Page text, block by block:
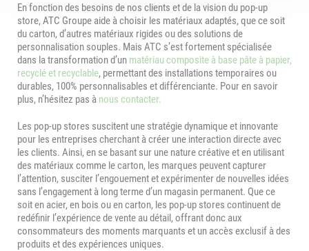
En fonction des besoins de nos clients et de la vision du pop-up
store, ATC Groupe aide à choisir les matériaux adaptés, que ce soit
du carton, d’autres matériaux rigides ou des solutions de
personnalisation souples. Mais ATC s’est fortement spécialisée
dans la transformation d’un matériau composite à base pâte à papier,
recyclé et recyclable, permettant des installations temporaires ou
durables, 100% personnalisables et différenciante. Pour en savoir
plus, n’hésitez pas à nous contacter.
Les pop-up stores suscitent une stratégie dynamique et innovante
pour les entreprises cherchant à créer une interaction directe avec
les clients. Ainsi, en se basant sur une nature créative et en utilisant
des matériaux comme le carton, les marques peuvent capturer
l’attention, susciter l’engouement et expérimenter de nouvelles idées
sans l’engagement à long terme d’un magasin permanent. Que ce
soit en acier, en bois ou en carton, les pop-up stores continuent de
redéfinir l’expérience de vente au détail, offrant donc aux
consommateurs des moments marquants et un accès exclusif à des
produits et des expériences uniques.